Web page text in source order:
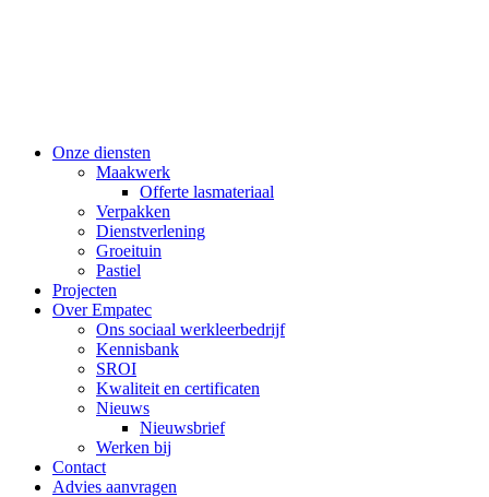
Onze diensten
Maakwerk
Offerte lasmateriaal
Verpakken
Dienstverlening
Groeituin
Pastiel
Projecten
Over Empatec
Ons sociaal werkleerbedrijf
Kennisbank
SROI
Kwaliteit en certificaten
Nieuws
Nieuwsbrief
Werken bij
Contact
Advies aanvragen